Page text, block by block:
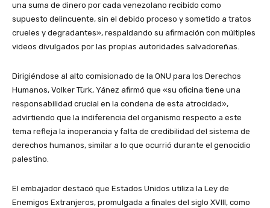
una suma de dinero por cada venezolano recibido como
supuesto delincuente, sin el debido proceso y sometido a tratos
crueles y degradantes», respaldando su afirmación con múltiples
videos divulgados por las propias autoridades salvadoreñas.
Dirigiéndose al alto comisionado de la ONU para los Derechos
Humanos, Volker Türk, Yánez afirmó que «su oficina tiene una
responsabilidad crucial en la condena de esta atrocidad»,
advirtiendo que la indiferencia del organismo respecto a este
tema refleja la inoperancia y falta de credibilidad del sistema de
derechos humanos, similar a lo que ocurrió durante el genocidio
palestino.
El embajador destacó que Estados Unidos utiliza la Ley de
Enemigos Extranjeros, promulgada a finales del siglo XVIII, como